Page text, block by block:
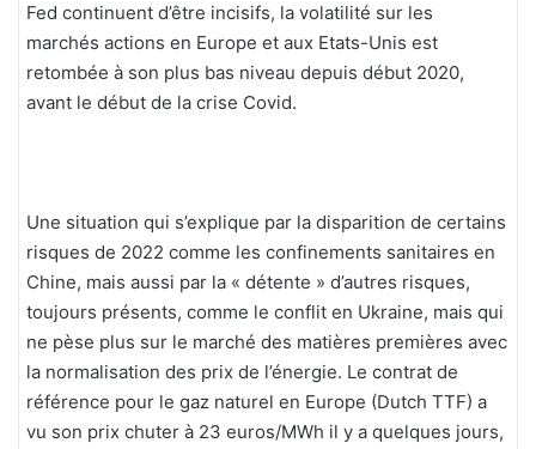
l
Fed continuent d’être incisifs, la volatilité sur les
marchés actions en Europe et aux Etats-Unis est
retombée à son plus bas niveau depuis début 2020,
avant le début de la crise Covid.
Une situation qui s’explique par la disparition de certains
risques de 2022 comme les confinements sanitaires en
Chine, mais aussi par la « détente » d’autres risques,
toujours présents, comme le conflit en Ukraine, mais qui
ne pèse plus sur le marché des matières premières avec
la normalisation des prix de l’énergie. Le contrat de
référence pour le gaz naturel en Europe (Dutch TTF) a
vu son prix chuter à 23 euros/MWh il y a quelques jours,